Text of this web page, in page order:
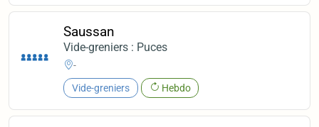
Saussan
Vide-greniers : Puces
-
Vide-greniers Hebdo